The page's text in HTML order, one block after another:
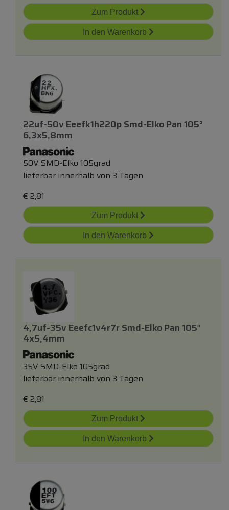
Zum Produkt
In den Warenkorb
22uf-50v Eeefk1h220p Smd-Elko Pan 105°
6,3x5,8mm
50V SMD-Elko 105grad
lieferbar innerhalb von 3 Tagen
€ 2,81
Zum Produkt
In den Warenkorb
4,7uf-35v Eeefc1v4r7r Smd-Elko Pan 105°
4x5,4mm
35V SMD-Elko 105grad
lieferbar innerhalb von 3 Tagen
€ 2,81
Zum Produkt
In den Warenkorb